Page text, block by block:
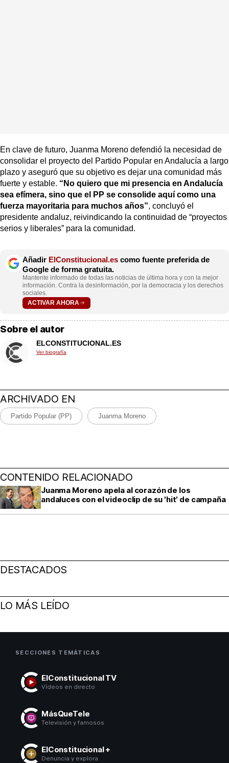
En clave de futuro, Juanma Moreno defendió la necesidad de
consolidar el proyecto del Partido Popular en Andalucía a largo
plazo y aseguró que su objetivo es dejar una comunidad más
fuerte y estable. “No quiero que mi presencia en Andalucía
sea efímera, sino que el PP se consolide aquí como una
fuerza mayoritaria para muchos años”, concluyó el
presidente andaluz, reivindicando la continuidad de “proyectos
serios y liberales” para la comunidad.
Añadir ElConstitucional.es como fuente preferida de
Google de forma gratuita.
Mantente informado de todas las noticias de última hora y con la mejor
información. Contra la desinformación, por la democracia y los derechos
sociales.
ACTIVAR AHORA
Sobre el autor
ELCONSTITUCIONAL.ES
Ver biografía
ARCHIVADO EN
Partido Popular (PP) Juanma Moreno
CONTENIDO RELACIONADO
Juanma Moreno apela al corazón de los
andaluces con el videoclip de su 'hit' de campaña
DESTACADOS
LO MÁS LEÍDO
SECCIONES TEMÁTICAS
ElConstitucional TV
Vídeos en directo
MásQueTele
Televisión y famosos
ElConstitucional +
Denuncia y explora